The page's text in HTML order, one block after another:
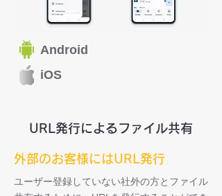
Android
iOS
URL発行によるファイル共有
外部のお客様にはURL発行
ユーザー登録していない社外の方とファイル